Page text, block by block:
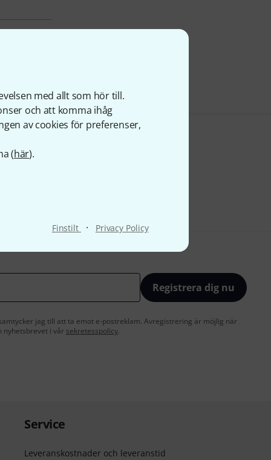
med allt som hör till.
och att komma ihåg
av cookies för preferenser,
(här).
Finstilt · Privacy Policy
Registrera dig nu
jag till att ta emot e-postreklam. Avregistrering är möjlig när
nyhetsbrevet i vår sekretesspolicy.
Service
Leveranskostnader och leveranstid